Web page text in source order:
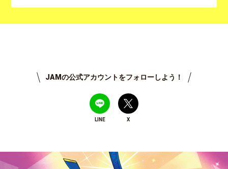
JAMの公式アカウントをフォローしよう！
LINE X